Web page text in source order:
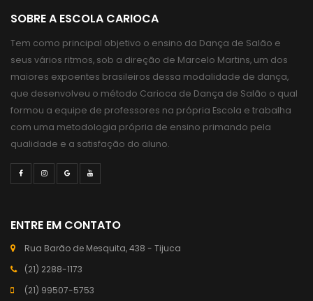
SOBRE A ESCOLA CARIOCA
Tem como principal objetivo o ensino da Dança de Salão e
seus vários ritmos, sob a direção de Marcelo Martins, um dos
maiores expoentes brasileiros dessa modalidade de dança,
que desenvolveu o método Carioca de Dança de Salão o qual
formou a equipe de professores na própria Escola e trabalha
com uma metodologia própria de ensino primando pela
qualidade e a satisfação do aluno.
ENTRE EM CONTATO
Rua Barão de Mesquita, 438 - Tijuca
(21) 2288-1173
(21) 99507-5753